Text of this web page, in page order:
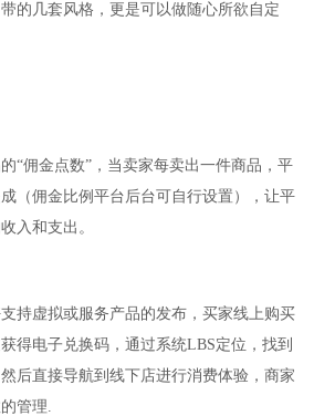
的几套风格，更是可以做随心所欲自定
“佣金点数”，当卖家每卖出一件商品，平
（佣金比例平台后台可自行设置），让平
入和支出。
持虚拟或服务产品的发布，买家线上购买
得电子兑换码，通过系统LBS定位，找到
后直接导航到线下店进行消费体验，商家
管理.